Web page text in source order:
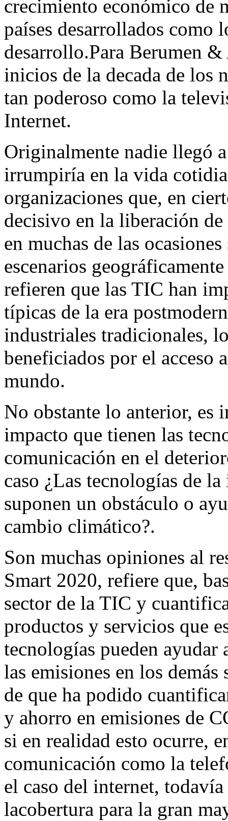
crecimiento económico de
países desarrollados como
desarrollo.Para Berumen
inicios de la decada de los
tan poderoso como la
Internet.
Originalmente nadie llegó
irrumpiría en la vida
organizaciones que, en
decisivo en la liberación
en muchas de las
escenarios
refieren que las TIC han
típicas de la era
industriales tradicionales,
beneficiados por el acceso
mundo.
No obstante lo anterior, es
impacto que tienen las
comunicación en el
caso ¿Las tecnologías de
suponen un obstáculo o
cambio climático?.
Son muchas opiniones al
Smart 2020, refiere que,
sector de la TIC y
productos y servicios que
tecnologías pueden
las emisiones en los demás
de que ha podido
y ahorro en emisiones de
si en realidad esto ocurre,
comunicación como la
el caso del internet,
lacobertura para la gran